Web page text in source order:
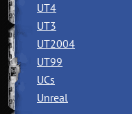
UT4
UT3
UT2004
UT99
UCs
Unreal